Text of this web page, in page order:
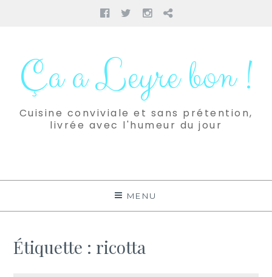
Facebook
TwitterInstagram
Pinterest
contenuÇa a Leyre bon !
Cuisine conviviale et sans prétention,
livrée avec l'humeur du jour
MENU
Étiquette : ricotta